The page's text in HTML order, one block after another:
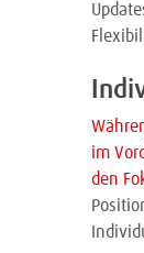
im
den